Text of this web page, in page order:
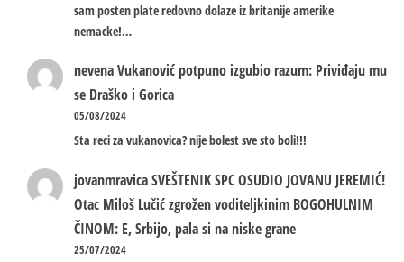
sam posten plate redovno dolaze iz britanije amerike
nemacke!…
nevenaVukanović potpuno izgubio razum: Priviđaju mu
se Draško i Gorica
05/08/2024
Sta reci za vukanovica? nije bolest sve sto boli!!!
jovanmravicaSVEŠTENIK SPC OSUDIO JOVANU JEREMIĆ!
Otac Miloš Lučić zgrožen voditeljkinim BOGOHULNIM
ČINOM: E, Srbijo, pala si na niske grane
25/07/2024